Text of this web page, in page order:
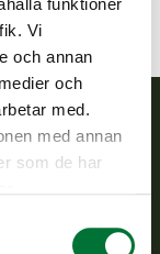
funktioner
Vi
och annan
och
med.
med annan
som de har
viltpolitiken